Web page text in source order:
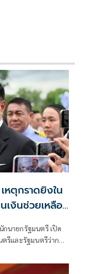
หตุกราดยิงใน
เงินช่วยเหลือฯ
กนายกรัฐมนตรี เปิด
รีและรัฐมนตรีว่าการ
ทพศิรินทร์ บางกรวย